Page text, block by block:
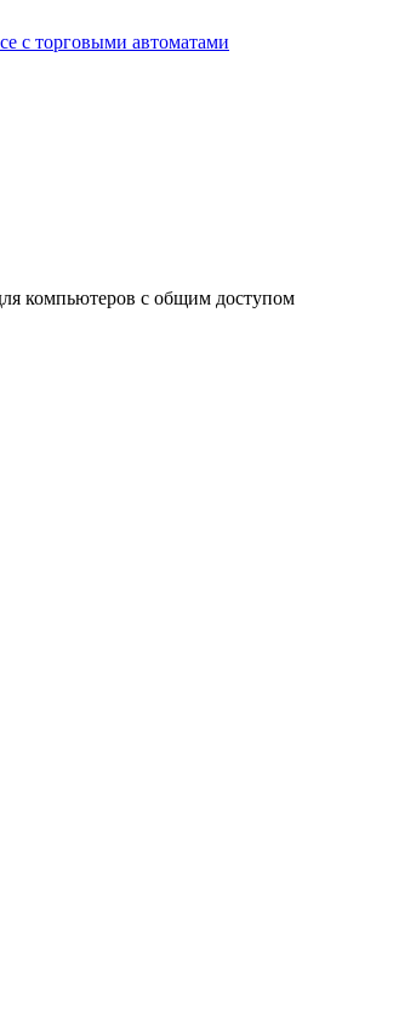
компьютеров с общим доступом